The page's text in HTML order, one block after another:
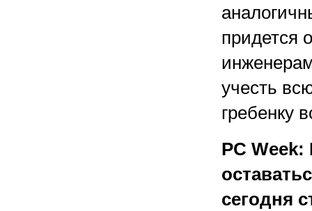
придется
учесть
гребенку
PC
сегодня